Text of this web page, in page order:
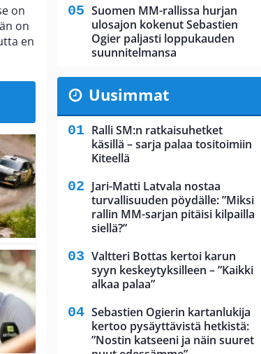
on
on
en
Suomen MM-rallissa hurjan
ulosajon kokenut Sebastien
Ogier paljasti loppukauden
suunnitelmansa
Uusimmat
Ralli SM:n ratkaisuhetket
käsillä – sarja palaa tositoimiin
Kiteellä
Jari-Matti Latvala nostaa
turvallisuuden pöydälle: ”Miksi
rallin MM-sarjan pitäisi kilpailla
siellä?”
Valtteri Bottas kertoi karun
syyn keskeytyksilleen – ”Kaikki
alkaa palaa”
Sebastien Ogierin kartanlukija
kertoo pysäyttävistä hetkistä:
”Nostin katseeni ja näin suuret